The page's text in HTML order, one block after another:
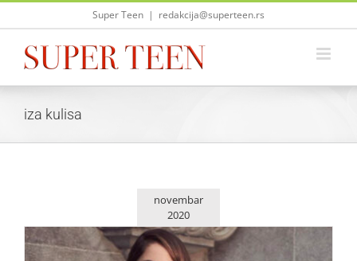
Skip
Super Teen | redakcija@superteen.rs
iza kulisa
novembar
2020